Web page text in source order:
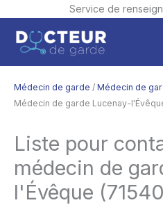
Service de
contenu
Médecin de garde / Médecin de
Médecin de garde Lucenay-
Liste pour
médecin de
l'Évêque